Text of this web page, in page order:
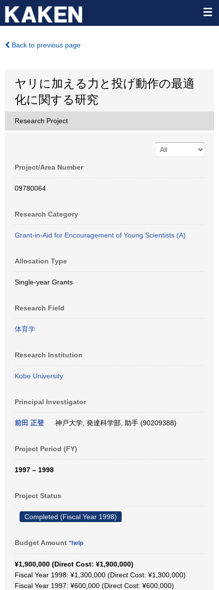
Back to previous page
ヤリに加える力と投げ動作の最適
化に関する研究
Research Project
Project/Area Number
09780064
Research Category
Grant-in-Aid for Encouragement of Young Scientists (A)
Allocation Type
Single-year Grants
Research Field
体育学
Research Institution
Kobe University
Principal Investigator
前田 正登 神戸大学, 発達科学部, 助手 (90209388)
Project Period (FY)
1997 – 1998
Project Status
Completed (Fiscal Year 1998)
Budget Amount *help
¥1,900,000 (Direct Cost: ¥1,900,000)
Fiscal Year 1998: ¥1,300,000 (Direct Cost: ¥1,300,000)
Fiscal Year 1997: ¥600,000 (Direct Cost: ¥600,000)